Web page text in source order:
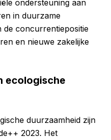
ondersteuning aan
in duurzame
de concurrentiepositie
en nieuwe zakelijke
ecologische
duurzaamheid zijn
2023. Het